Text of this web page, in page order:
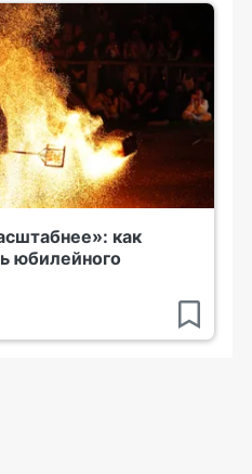
как
юбилейного